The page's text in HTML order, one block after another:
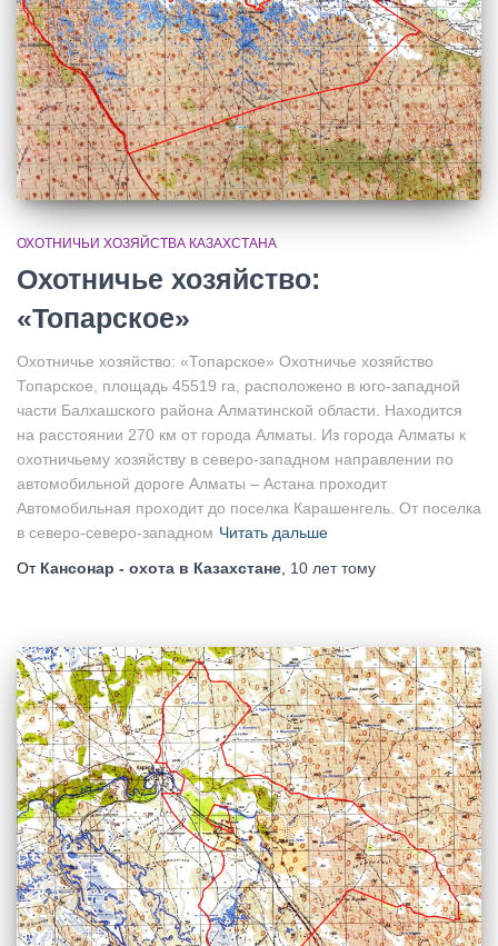
ОХОТНИЧЬИ ХОЗЯЙСТВА КАЗАХСТАНА
Охотничье хозяйство:
«Топарское»
Охотничье хозяйство: «Топарское» Охотничье хозяйство
Топарское, площадь 45519 га, расположено в юго-западной
части Балхашского района Алматинской области. Находится
на расстоянии 270 км от города Алматы. Из города Алматы к
охотничьему хозяйству в северо-западном направлении по
автомобильной дороге Алматы – Астана проходит
Автомобильная проходит до поселка Карашенгель. От поселка
в северо-северо-западном Читать дальше
От Кансонар - охота в Казахстане 10 леттому